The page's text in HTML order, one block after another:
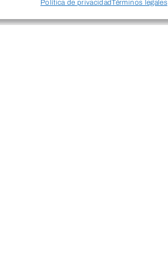
Política de privacidadTérminos legales